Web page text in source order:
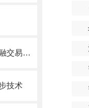
授时服务器的应用领域：从金融交易到智能制造的关键技术
技术